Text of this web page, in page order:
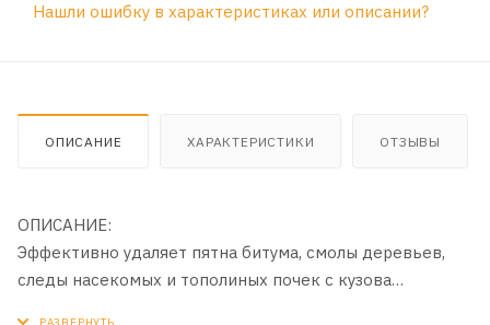
Нашли ошибку в характеристиках или описании?
ОПИСАНИЕ ХАРАКТЕРИСТИКИ ОТЗЫВЫ
ОПИСАНИЕ:
Эффективно удаляет пятна битума, смолы деревьев,
следы насекомых и тополиных почек с кузова